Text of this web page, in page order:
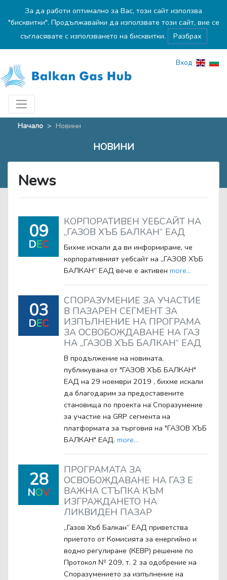
За да работи оптимално за Вас, този сайт използва
"бисквитки". Продължавайки да използвате този сайт, вие се
съгласявате с използването на бисквитки.
Разбрах
Вход
Начало > Новини
НОВИНИ
News
09
DEC
КОРПОРАТИВЕН УЕБСАЙТ НА
„ГАЗОВ ХЪБ БАЛКАН“ ЕАД
Бихме искали да ви информираме, че
корпоративният уебсайт на „ГАЗОВ ХЪБ
БАЛКАН“ ЕАД вече е активен more...
03
DEC
СПОРАЗУМЕНИЕ ЗА УЧАСТИЕ
В ПАЗАРЕН СЕГМЕНТ ЗА
ИЗПЪЛНЕНИЕ НА ПРОГРАМА
ЗА ОСВОБОЖДАВАНЕ НА ГАЗ
НА „ГАЗОВ ХЪБ БАЛКАН“ ЕАД
В продължение на новината,
публикувана от "ГАЗОВ ХЪБ БАЛКАН"
ЕАД на 29 ноември 2019 , бихме искали
да благодарим за предоставените
становища по проекта на Споразумение
за участие на GRP сегмента на
платформата за търговия на "ГАЗОВ ХЪБ
БАЛКАН" ЕАД. more...
28
NOV
ПРОГРАМАТА ЗА
ОСВОБОЖДАВАНЕ НА ГАЗ Е
ВАЖНА СТЪПКА КЪМ
ИЗГРАЖДАНЕТО НА
ЛИКВИДЕН ПАЗАР
„Газов Хъб Балкан“ ЕАД приветства
приетото от Комисията за енергийно и
водно регулиране (КЕВР) решение по
Протокол № 209, т. 2 за одобрение на
Споразумението за изпълнение на